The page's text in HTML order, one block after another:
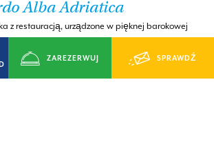
Alba Adriatica
z restauracją, urządzone w pięknej barokowej
muzyce i imprezy z DJem.
ZAREZERWUJ SPRAWDŹ